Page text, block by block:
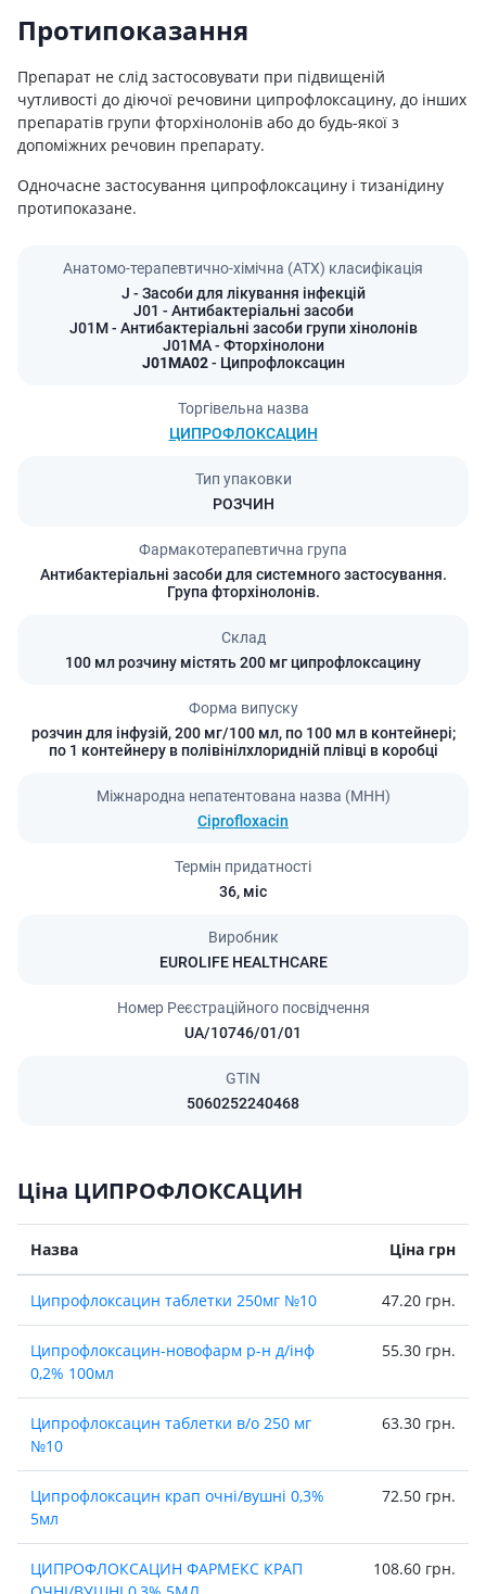
Протипоказання
Препарат не слід застосовувати при підвищеній
чутливості до діючої речовини ципрофлоксацину, до інших
препаратів групи фторхінолонів або до будь-якої з
допоміжних речовин препарату.
Одночасне застосування ципрофлоксацину і тизанідину
протипоказане.
Анатомо-терапевтично-хімічна (АТХ) класифікація
J - Засоби для лікування інфекцій
J01 - Антибактеріальні засоби
J01M- Антибактеріальні засоби групи хінолонів
J01MA- Фторхінолони
J01MA02- Ципрофлоксацин
Торгівельна назва
ЦИПРОФЛОКСАЦИН
Тип упаковки
РОЗЧИН
Фармакотерапевтична група
Антибактеріальні засоби для системного застосування.
Група фторхінолонів.
Склад
100 мл розчину містять 200 мг ципрофлоксацину
Форма випуску
розчин для інфузій, 200 мг/100 мл, по 100 мл в контейнері;
по 1 контейнеру в полівінілхлоридній плівці в коробці
Міжнародна непатентована назва (МНН)
Ciprofloxacin
Термін придатності
36, міс
Виробник
EUROLIFE HEALTHCARE
Номер Реєстраційного посвідчення
UA/10746/01/01
GTIN
5060252240468
Ціна ЦИПРОФЛОКСАЦИН
Назва Ціна грн
Ципрофлоксацин таблетки 250мг №10 47.20 грн.
Ципрофлоксацин-новофарм р-н д/iнф
0,2% 100мл
55.30 грн.
Ципрофлоксацин таблетки в/о 250 мг
№10
63.30 грн.
Ципрофлоксацин крап очнi/вушнi 0,3%
5мл
72.50 грн.
ЦИПРОФЛОКСАЦИН ФАРМЕКС КРАП
108.60 грн.